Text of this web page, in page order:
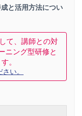
と活用方法につい
て、講師との対
ニング型研修と
。
い。